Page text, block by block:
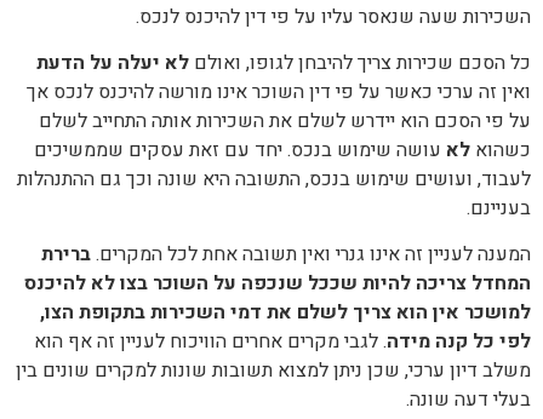
השכירות שעה שנאסר עליו על פי דין להיכנס לנכס.
כל הסכם שכירות צריך להיבחן לגופו, ואולם לא יעלה על הדעת
ואין זה ערכי כאשר על פי דין השוכר אינו מורשה להיכנס לנכס אך
על פי הסכם הוא יידרש לשלם את השכירות אותה התחייב לשלם
כשהוא לא עושה שימוש בנכס. יחד עם זאת עסקים שממשיכים
לעבוד, ועושים שימוש בנכס, התשובה היא שונה וכך גם ההתנהלות
בעניינם.
המענה לעניין זה אינו גנרי ואין תשובה אחת לכל המקרים.ברירת
המחדל צריכה להיות שככל שנכפה על השוכר בצו לא להיכנס
למושכר אין הוא צריך לשלם את דמי השכירות בתקופת הצו,
לפי כל קנה מידה. לגבי מקרים אחרים הוויכוח לעניין זה אף הוא
משלב דיון ערכי, שכן ניתן למצוא תשובות שונות למקרים שונים בין
בעלי דעה שונה.